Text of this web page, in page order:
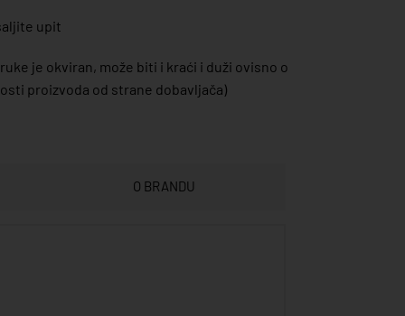
upit
je okviran, može biti i kraći i duži ovisno o
proizvoda od strane dobavljača)
O BRANDU